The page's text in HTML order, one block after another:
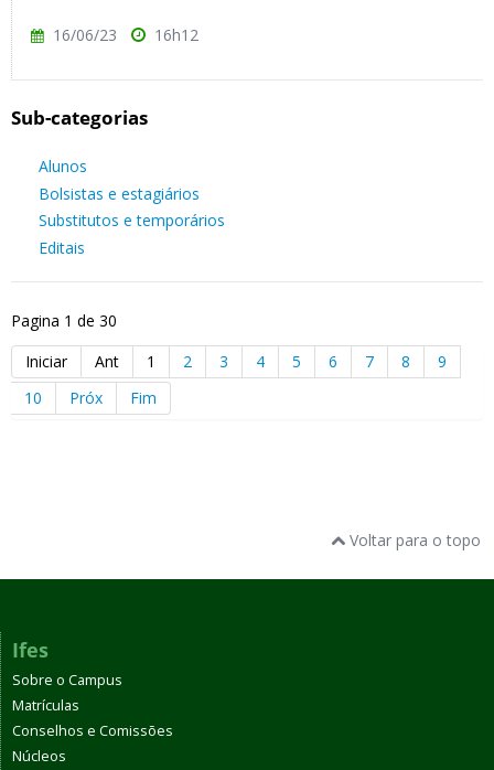
16/06/23 16h12
Sub-categorias
Alunos
Bolsistas e estagiários
Substitutos e temporários
Editais
Pagina 1 de 30
Iniciar
Ant 1 2 3 4 5 6 7 8
9
10
Próx Fim
Voltar para o topo
Ifes
Sobre o Campus
Matrículas
Conselhos e Comissões
Núcleos